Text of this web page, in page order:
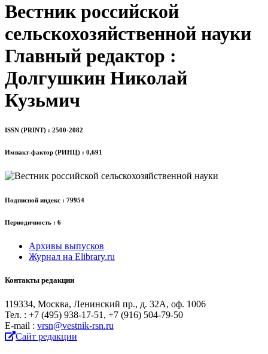
Вестник российской
сельскохозяйственной науки
Главный редактор :
Долгушкин Николай
Кузьмич
ISSN (PRINT) : 2500-2082
Импакт-фактор (РИНЦ) : 0,691
Подписной индекс : 79954
Периодичность : 6
Архивы выпусков
Журнал на Elibrary.ru
Контакты редакции
119334, Москва, Ленинский пр., д. 32А, оф. 1006
Тел. : +7 (495) 938-17-51, +7 (916) 504-79-50
Е-mail : vrsn@vestnik-rsn.ru
Сайт редакции